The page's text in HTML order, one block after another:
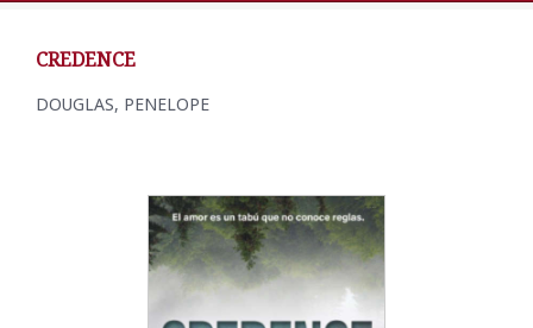
CREDENCE
DOUGLAS, PENELOPE